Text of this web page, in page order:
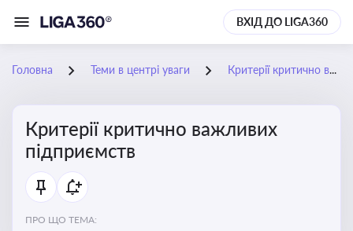
ВХІД ДО LIGA360
Головна Теми в центрі уваги Критерії критично важливих підприємств
Критерії критично важливих
підприємств
ПРО ЩО ТЕМА: